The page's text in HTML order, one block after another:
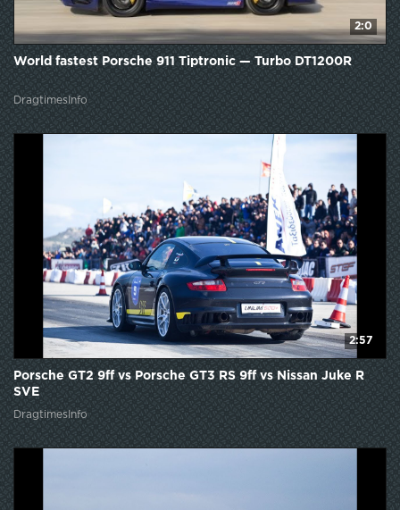
2:0
World fastest Porsche 911 Tiptronic — Turbo DT1200R
DragtimesInfo
2:57
Porsche GT2 9ff vs Porsche GT3 RS 9ff vs Nissan Juke R
SVE
DragtimesInfo